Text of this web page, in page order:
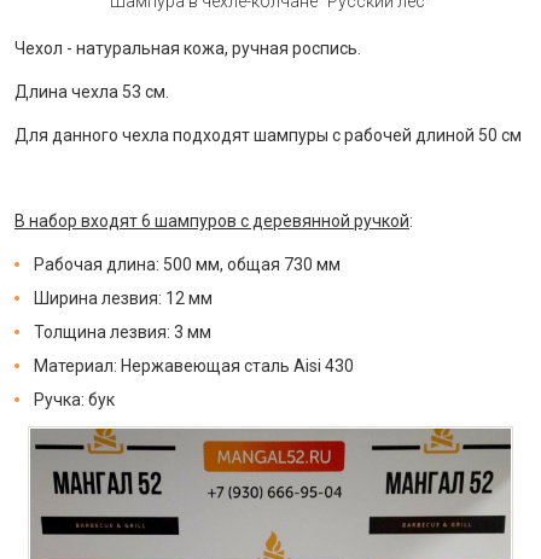
Чехол - натуральная кожа, ручная роспись.
Длина чехла 53 см.
Для данного чехла подходят шампуры с рабочей длиной 50 см
В набор входят 6 шампуров с деревянной ручкой:
Рабочая длина: 500 мм, общая 730 мм
Ширина лезвия: 12 мм
Толщина лезвия: 3 мм
Материал: Нержавеющая сталь Aisi 430
Ручка: бук